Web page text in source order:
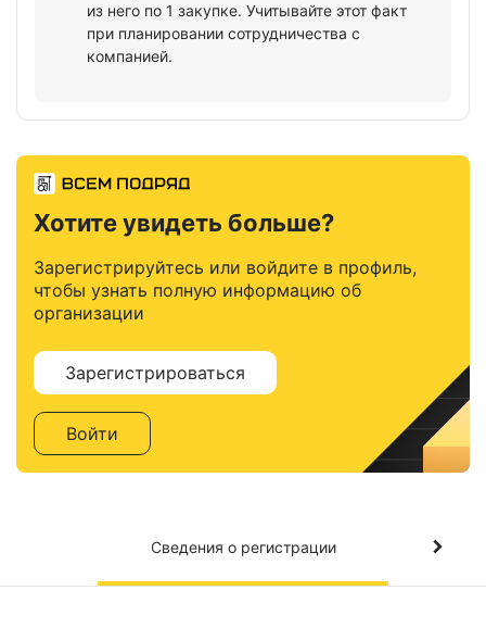
из него по 1 закупке. Учитывайте этот факт
при планировании сотрудничества с
компанией.
Хотите увидеть больше?
Зарегистрируйтесь или войдите в профиль,
чтобы узнать полную информацию об
организации
Зарегистрироваться
Войти
Сведения о регистрации